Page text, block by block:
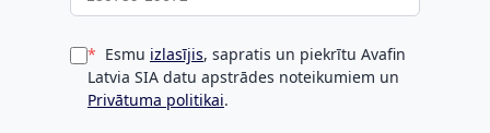
Esmu izlasījis, sapratis un piekrītu Avafin
Latvia SIA datu apstrādes noteikumiem un
Privātuma politikai.